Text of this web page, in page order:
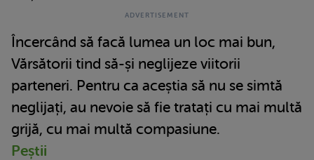
Încercând să facă lumea un loc mai bun,
Vărsătorii tind să-și neglijeze viitorii
parteneri. Pentru ca aceștia să nu se simtă
neglijați, au nevoie să fie tratați cu mai multă
grijă, cu mai multă compasiune.
Peștii